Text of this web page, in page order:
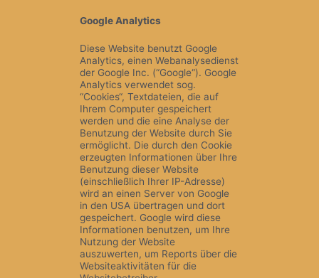
Google Analytics
Diese Website benutzt Google
Analytics, einen Webanalysedienst
der Google Inc. (“Google“). Google
Analytics verwendet sog.
“Cookies“, Textdateien, die auf
Ihrem Computer gespeichert
werden und die eine Analyse der
Benutzung der Website durch Sie
ermöglicht. Die durch den Cookie
erzeugten Informationen über Ihre
Benutzung dieser Website
(einschließlich Ihrer IP-Adresse)
wird an einen Server von Google
in den USA übertragen und dort
gespeichert. Google wird diese
Informationen benutzen, um Ihre
Nutzung der Website
auszuwerten, um Reports über die
Websiteaktivitäten für die